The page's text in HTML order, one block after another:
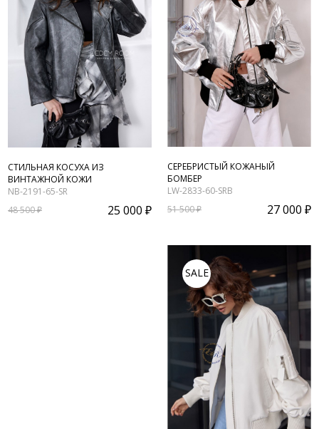
СТИЛЬНАЯ КОСУХА ИЗ
ВИНТАЖНОЙ КОЖИ
NB-2191-65-SR
48 500 ₽
25 000 ₽
СЕРЕБРИСТЫЙ КОЖАНЫЙ
БОМБЕР
LW-2833-60-SRB
51 500 ₽
27 000 ₽
SALE